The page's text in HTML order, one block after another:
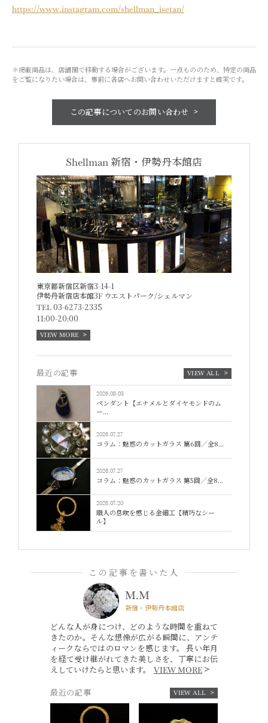
https://www.instagram.com/shellman_isetan/
＊掲載商品は、店舗間で移動する場合がございます。一点もののため、特定の商品
をご覧になりたい場合は、事前に各店へお問い合わせいただけますと確実です。
この記事についてのお問い合わせ
Shellman新宿・ 伊勢丹本館店
東京都新宿区新宿3-14-1
伊勢丹新宿店本館3F ウエストパーク/シェルマン
TEL 03-6273-2335
11:00-20:00
VIEW MORE
最近の記事 VIEW ALL
2026.08.03
ペンダント【エナメルとダイヤモンドのム
ー...
2026.07.27
コラム：魅惑のカットガラス 第6回／全8...
2026.07.27
コラム：魅惑のカットガラス 第5回／全8...
2026.07.20
職人の息吹を感じる金細工【精巧なシー
ル】
この記事を書いた人
M.M
新宿・伊勢丹本館店
どんな人が身につけ、どのような時間を重ねて
きたのか。そんな想像が広がる瞬間に、アンテ
ィークならではのロマンを感じます。 長い年月
を経て受け継がれてきた美しさを、丁寧にお伝
えしていけたらと思います。
VIEW MORE
最近の記事 VIEW ALL